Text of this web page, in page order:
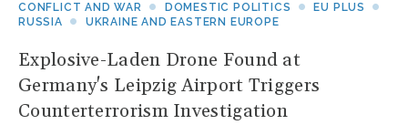
CONFLICT AND WAR DOMESTIC POLITICS
EU PLUS
RUSSIA
UKRAINE AND EASTERN EUROPE
Explosive-Laden Drone Found at
Germany's Leipzig Airport Triggers
Counterterrorism Investigation